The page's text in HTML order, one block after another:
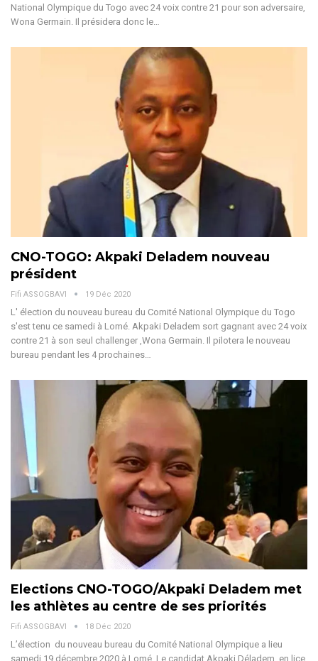
National Olympique du Togo avec 24 voix contre 21 pour son adversaire,
Wona Germain. Il présidera donc le…
CNO-TOGO: Akpaki Deladem nouveau
président
Fifi ASSOGBAVI 19 Déc 2020
L' élection du nouveau bureau du Comité National Olympique du Togo
s'est tenu ce samedi à Lomé. Akpaki Deladem sort gagnant avec 24 voix
contre 21 à son seul challenger ,Wona Germain. Il pilotera le nouveau
bureau pendant les 4 prochaines…
Elections CNO-TOGO/Akpaki Deladem met
les athlètes au centre de ses priorités
Fifi ASSOGBAVI 18 Déc 2020
L’élection du nouveau bureau du Comité National Olympique a lieu
samedi 19 décembre 2020 à Lomé. Le candidat Akpaki Déladem en lice